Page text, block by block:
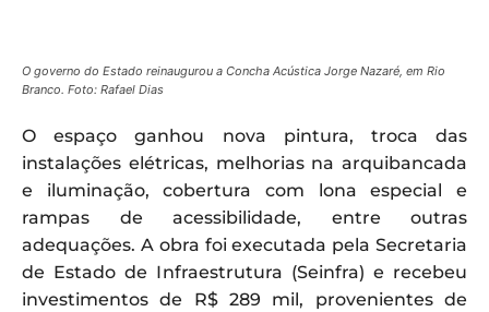
O governo do Estado reinaugurou a Concha Acústica Jorge Nazaré, em Rio
Branco. Foto: Rafael Dias
O espaço ganhou nova pintura, troca das
instalações elétricas, melhorias na arquibancada
e iluminação, cobertura com lona especial e
rampas de acessibilidade, entre outras
adequações. A obra foi executada pela Secretaria
de Estado de Infraestrutura (Seinfra) e recebeu
investimentos de R$ 289 mil, provenientes de